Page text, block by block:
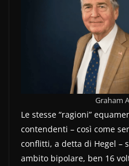
Graham
Le stesse “ragioni”
contendenti – così come
conflitti, a detta di Hegel –
ambito bipolare, ben 16